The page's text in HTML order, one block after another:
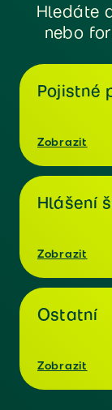
Hledáte
nebo
Pojistné
Zobrazit
Hlášení
Zobrazit
Ostatní
Zobrazit